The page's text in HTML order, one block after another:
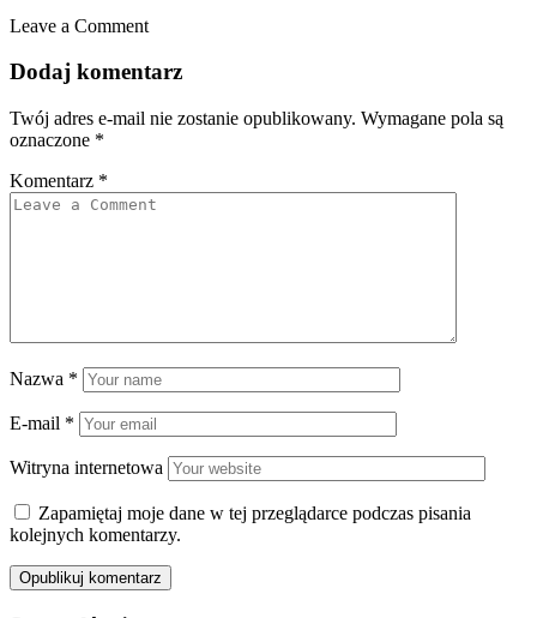
Leave a Comment
Dodaj komentarz
Twój adres e-mail nie zostanie opublikowany. Wymagane pola są
oznaczone *
Komentarz *
Nazwa *
E-mail *
Witryna internetowa
Zapamiętaj moje dane w tej przeglądarce podczas pisania
kolejnych komentarzy.